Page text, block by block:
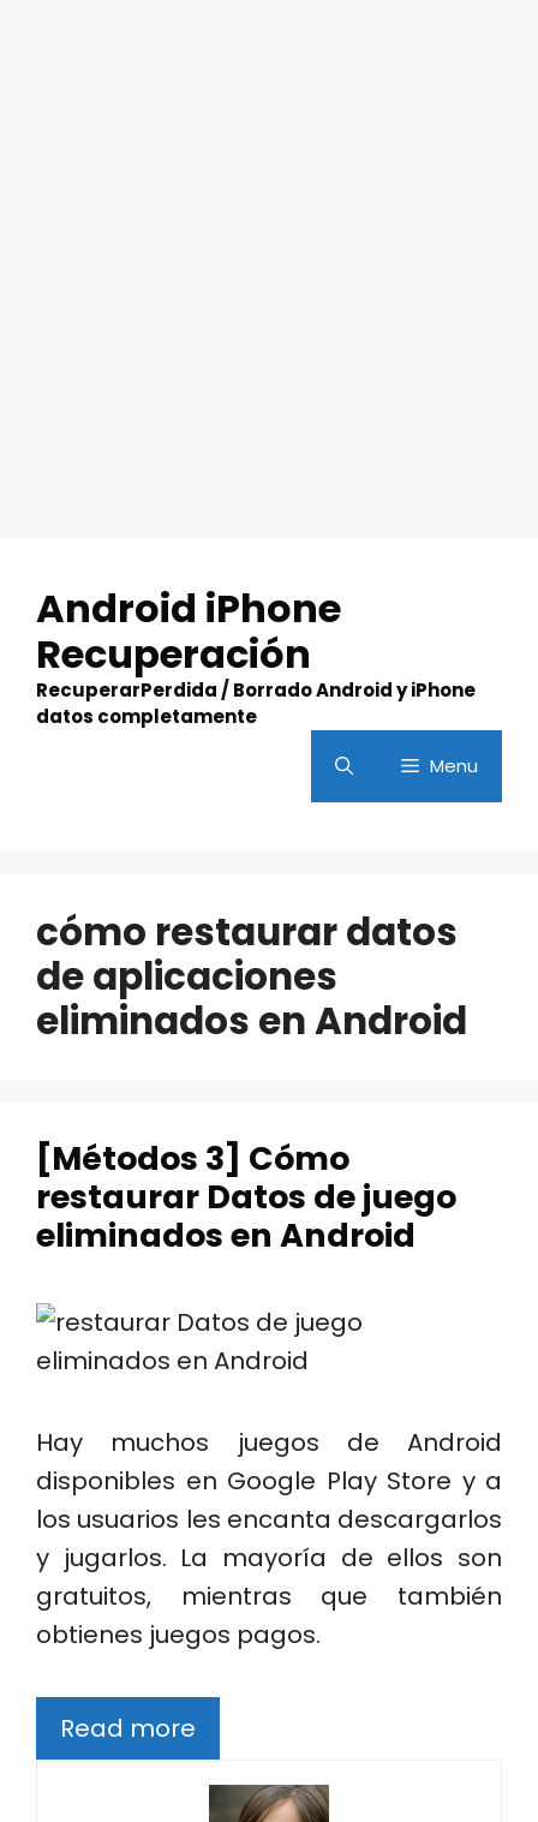
content
Android iPhone
Recuperación
RecuperarPerdida / Borrado Android y iPhone
datos completamente
Menu
cómo restaurar datos
de aplicaciones
eliminados en Android
[Métodos 3] Cómo
restaurar Datos de juego
eliminados en Android
Hay muchos juegos de Android
disponibles en Google Play Store y a
los usuarios les encanta descargarlos
y jugarlos. La mayoría de ellos son
gratuitos, mientras que también
obtienes juegos pagos.
Read more